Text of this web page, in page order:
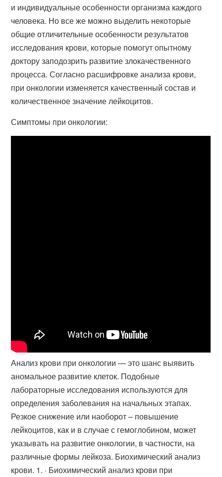
и индивидуальные особенности организма каждого
человека. Но все же можно выделить некоторые
общие отличительные особенности результатов
исследования крови, которые помогут опытному
доктору заподозрить развитие злокачественного
процесса. Согласно расшифровке анализа крови,
при онкологии изменяется качественный состав и
количественное значение лейкоцитов.
Симптомы при онкологии:
Анализ крови при онкологии — это шанс выявить
аномальное развитие клеток. Подобные
лабораторные исследования используются для
определения заболевания на начальных этапах.
Резкое снижение или наоборот – повышение
лейкоцитов, как и в случае с гемоглобином, может
указывать на развитие онкологии, в частности, на
различные формы лейкоза. Биохимический анализ
крови. 1. · Биохимический анализ крови при